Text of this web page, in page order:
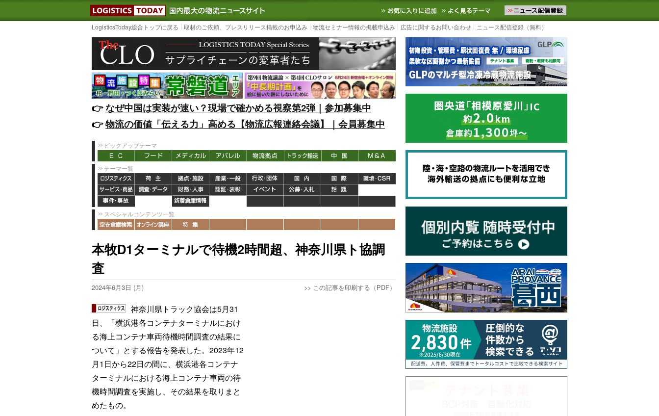
LOGISTICS TODAY｜国内最大の物流ニュースサイト3PL, SCMなど国内外の最新の物流ニュースをお届けします。物流ニュースメール配信を登録す
お気に入りに追加 よく見るテーマ
LogisticsToday総合トップに戻る 取材のご依頼、プレスリリース掲載のお申込み 物流セミナー情報の掲載申込み 広告に関するお問い合わせ ニュース配信登録（無料）
👉️なぜ中国は実装が速い？現場で確かめる視察第2弾｜参加募集中
👉️物流の価値「伝える力」高める【物流広報連絡会議】｜会員募集中
ピックアップテーマ
テーマ一覧
スペシャルコンテンツ一覧
本牧D1ターミナルで待機2時間超、神奈川県ト協調
査
2024年6月3日 (月) >> この記事を印刷する（PDF）
神奈川県トラック協会は5月31
日、「横浜港各コンテナターミナルにおけ
る海上コンテナ車両待機時間調査の結果に
ついて」とする報告を発表した。2023年12
月1日から22日の間に、横浜港各コンテナ
ターミナルにおける海上コンテナ車両の待
機時間調査を実施し、その結果を取りまと
めたもの。